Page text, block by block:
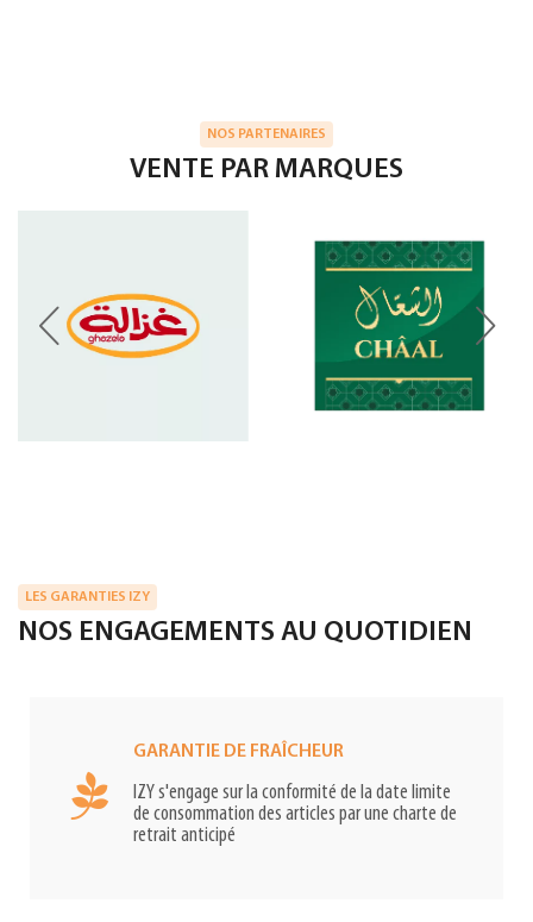
NOS PARTENAIRES
VENTE PAR MARQUES
LES GARANTIES IZY
NOS ENGAGEMENTS AU QUOTIDIEN
GARANTIE DE FRAÎCHEUR
IZY s'engage sur la conformité de la date limite
de consommation des articles par une charte de
retrait anticipé